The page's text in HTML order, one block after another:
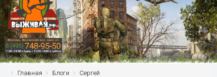
Главная Блоги Сергей